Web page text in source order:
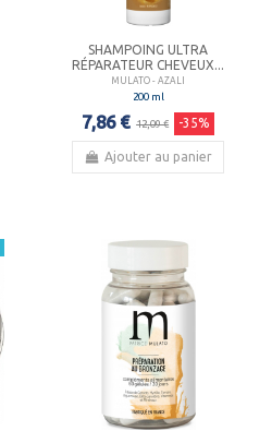
SHAMPOING ULTRA
RÉPARATEUR CHEVEUX...
MULATO - AZALI
200 ml
7,86 € 12,09 € -35%
Ajouter au panier